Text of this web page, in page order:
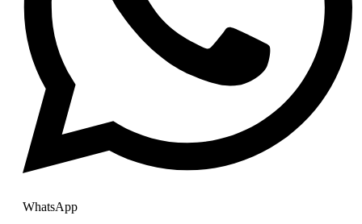
WhatsApp